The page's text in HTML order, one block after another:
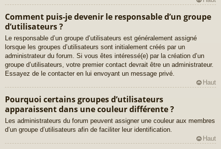
Comment puis-je devenir le responsable d’un groupe
d’utilisateurs ?
Le responsable d’un groupe d’utilisateurs est généralement assigné
lorsque les groupes d’utilisateurs sont initialement créés par un
administrateur du forum. Si vous êtes intéressé(e) par la création d’un
groupe d’utilisateurs, votre premier contact devrait être un administrateur.
Essayez de le contacter en lui envoyant un message privé.
Haut
Pourquoi certains groupes d’utilisateurs
apparaissent dans une couleur différente ?
Les administrateurs du forum peuvent assigner une couleur aux membres
d’un groupe d’utilisateurs afin de faciliter leur identification.
Haut